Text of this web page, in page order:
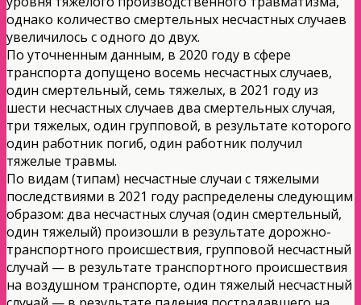
однако количество смертельных несчастных случаев
увеличилось с одного до двух.
По уточненным данным, в 2020 году в сфере
транспорта допущено восемь несчастных случаев,
один смертельный, семь тяжелых, в 2021 году из
шести несчастных случаев два смертельных случая,
три тяжелых, один групповой, в результате которого
один работник погиб, один работник получил
тяжелые травмы.
По видам (типам) несчастные случаи с тяжелыми
последствиями в 2021 году распределены следующим
образом: два несчастных случая (один смертельный,
один тяжелый) произошли в результате дорожно-
транспортного происшествия, групповой несчастный
случай — в результате транспортного происшествия
на воздушном транспорте, один тяжелый несчастный